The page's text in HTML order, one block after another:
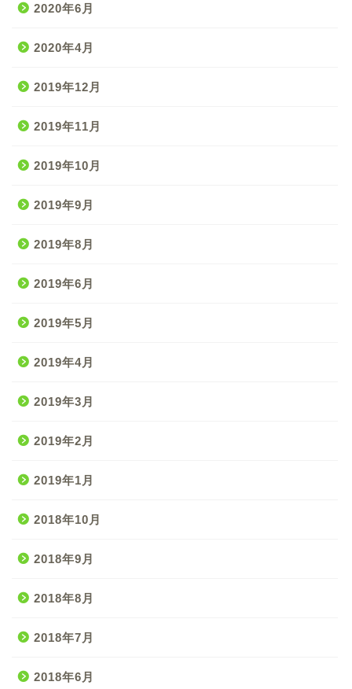
2020年6月
2020年4月
2019年12月
2019年11月
2019年10月
2019年9月
2019年8月
2019年6月
2019年5月
2019年4月
2019年3月
2019年2月
2019年1月
2018年10月
2018年9月
2018年8月
2018年7月
2018年6月